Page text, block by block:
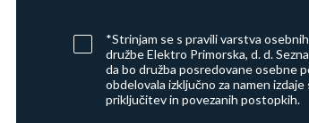
*Strinjam se s pravili varstva
družbe Elektro Primorska, d. d.
da bo družba posredovane osebne
obdelovala izključno za namen izdaje
priključitev in povezanih postopkih.